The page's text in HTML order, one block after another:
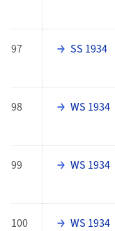
97 SS 1934
98 WS 1934
99 WS 1934
100 WS 1934